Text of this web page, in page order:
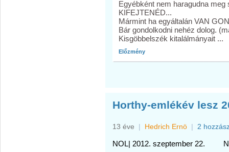
Egyébként nem haragudna
KIFEJTENÉD...
Mármint ha egyáltalán VAN
Bár gondolkodni nehéz dolog.
Kisgöbbelszék kitalálmányait ...
Előzmény
Horthy-emlékév lesz
13 éve | Hedrich Ernö | 2
NOL| 2012. szeptember 22.